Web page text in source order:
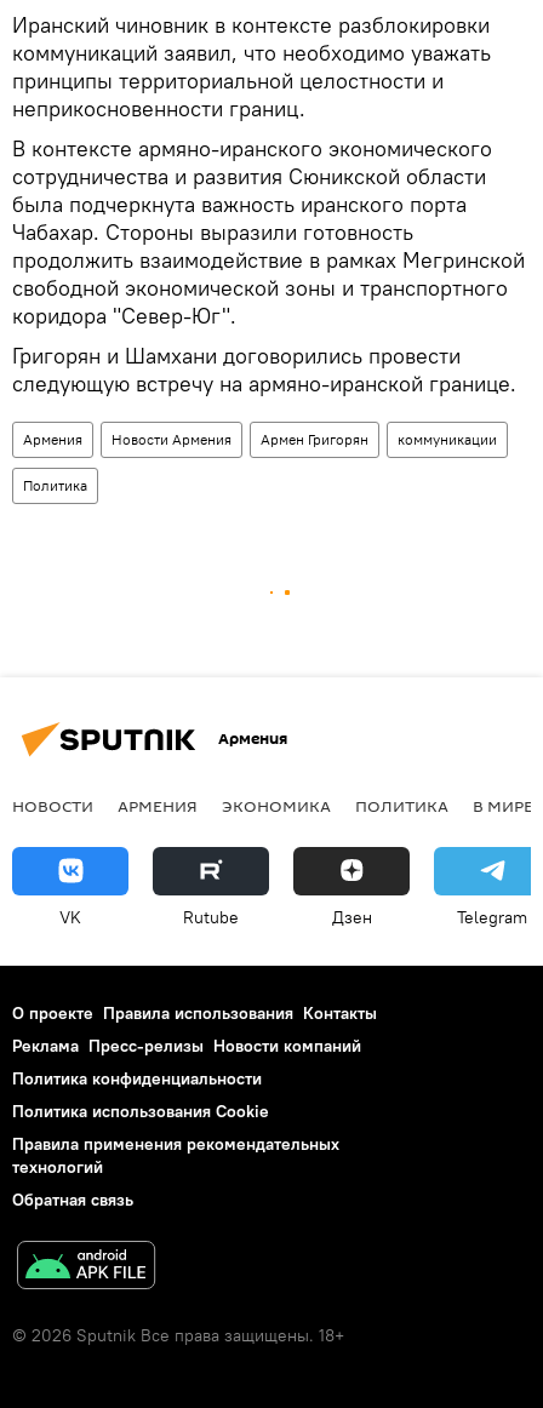
Иранский чиновник в контексте разблокировки
коммуникаций заявил, что необходимо уважать
принципы территориальной целостности и
неприкосновенности границ.
В контексте армяно-иранского экономического
сотрудничества и развития Сюникской области
была подчеркнута важность иранского порта
Чабахар. Стороны выразили готовность
продолжить взаимодействие в рамках Мегринской
свободной экономической зоны и транспортного
коридора "Север-Юг".
Григорян и Шамхани договорились провести
следующую встречу на армяно-иранской границе.
Армения Новости Армения Армен Григорян коммуникации
Политика
Армения
НОВОСТИ АРМЕНИЯ ЭКОНОМИКА ПОЛИТИКА В МИРЕ
VK Rutube Дзен Telegram
О проекте Правила использования Контакты
Реклама Пресс-релизы Новости компаний
Политика конфиденциальности
Политика использования Cookie
Правила применения рекомендательных
технологий
Обратная связь
© 2026 Sputnik Все права защищены. 18+